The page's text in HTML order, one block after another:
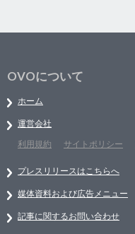
OVOについて
ホーム
運営会社
利用規約
サイトポリシー
プレスリリースはこちらへ
媒体資料および広告メニュー
記事に関するお問い合わせ